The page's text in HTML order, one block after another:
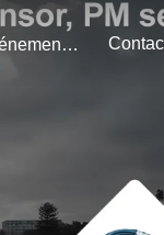
Événements